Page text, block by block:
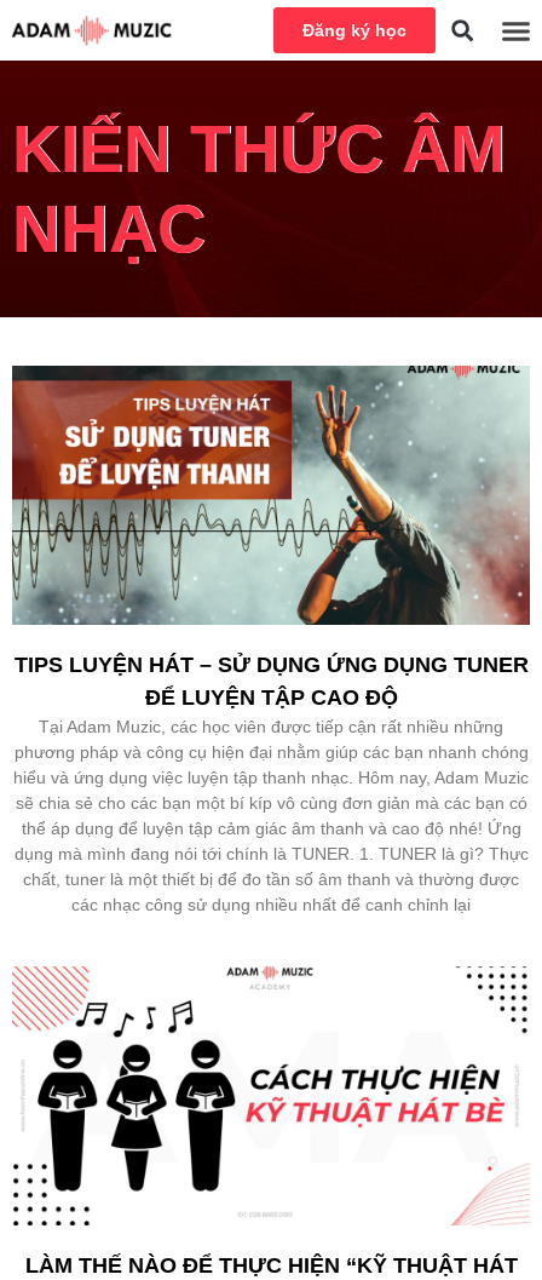
Đăng ký học
KIẾN THỨC ÂM
NHẠC
TIPS LUYỆN HÁT – SỬ DỤNG ỨNG DỤNG TUNER
ĐỂ LUYỆN TẬP CAO ĐỘ
Tại Adam Muzic, các học viên được tiếp cận rất nhiều những
phương pháp và công cụ hiện đại nhằm giúp các bạn nhanh chóng
hiểu và ứng dụng việc luyện tập thanh nhạc. Hôm nay, Adam Muzic
sẽ chia sẻ cho các bạn một bí kíp vô cùng đơn giản mà các bạn có
thể áp dụng để luyện tập cảm giác âm thanh và cao độ nhé! Ứng
dụng mà mình đang nói tới chính là TUNER. 1. TUNER là gì? Thực
chất, tuner là một thiết bị để đo tần số âm thanh và thường được
các nhạc công sử dụng nhiều nhất để canh chỉnh lại
LÀM THẾ NÀO ĐỂ THỰC HIỆN “KỸ THUẬT HÁT